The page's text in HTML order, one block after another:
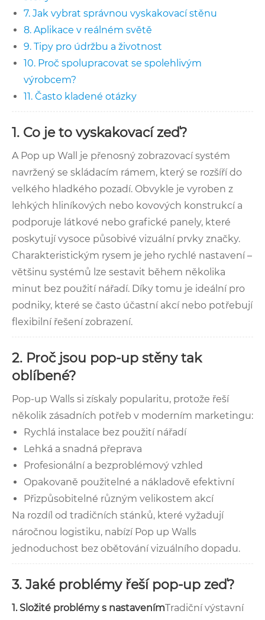
7. Jak vybrat správnou vyskakovací stěnu
8. Aplikace v reálném světě
9. Tipy pro údržbu a životnost
10. Proč spolupracovat se spolehlivým
výrobcem?
11. Často kladené otázky
1. Co je to vyskakovací zeď?
A Pop up Wall je přenosný zobrazovací systém
navržený se skládacím rámem, který se rozšíří do
velkého hladkého pozadí. Obvykle je vyroben z
lehkých hliníkových nebo kovových konstrukcí a
podporuje látkové nebo grafické panely, které
poskytují vysoce působivé vizuální prvky značky.
Charakteristickým rysem je jeho rychlé nastavení –
většinu systémů lze sestavit během několika
minut bez použití nářadí. Díky tomu je ideální pro
podniky, které se často účastní akcí nebo potřebují
flexibilní řešení zobrazení.
2. Proč jsou pop-up stěny tak
oblíbené?
Pop-up Walls si získaly popularitu, protože řeší
několik zásadních potřeb v moderním marketingu:
Rychlá instalace bez použití nářadí
Lehká a snadná přeprava
Profesionální a bezproblémový vzhled
Opakovaně použitelné a nákladově efektivní
Přizpůsobitelné různým velikostem akcí
Na rozdíl od tradičních stánků, které vyžadují
náročnou logistiku, nabízí Pop up Walls
jednoduchost bez obětování vizuálního dopadu.
3. Jaké problémy řeší pop-up zeď?
1. Složité problémy s nastavenímTradiční výstavní